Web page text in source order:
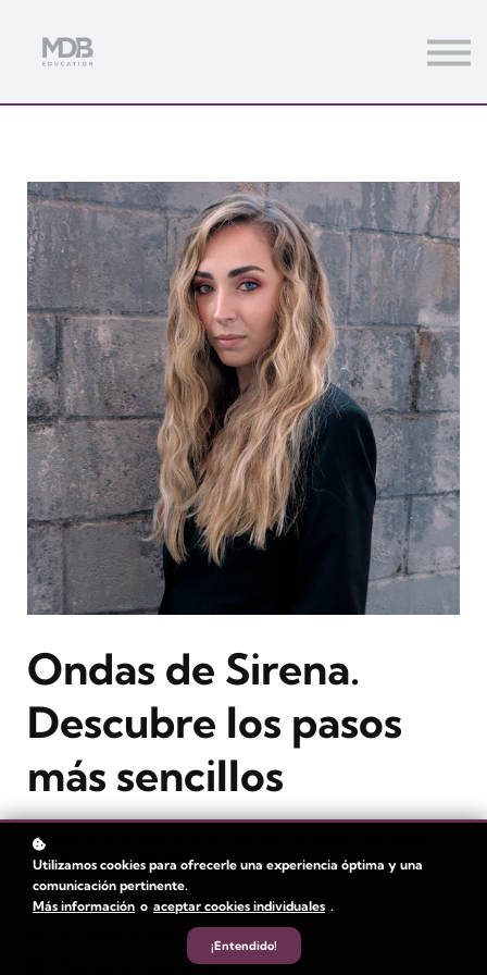
Únete a MDb Pro
Ondas de Sirena.
Descubre los pasos
más sencillos
Descubre la técnica de marcado perfecto para conseguir
una textura diferente.
Nivel: Intermedio
Tiempo de video: 8 min
Utilizamos cookies para ofrecerle una experiencia óptima y una
comunicación pertinente.
Más información o aceptar cookies individuales .
¡Entendido!